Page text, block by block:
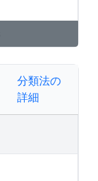
分類法の
詳細